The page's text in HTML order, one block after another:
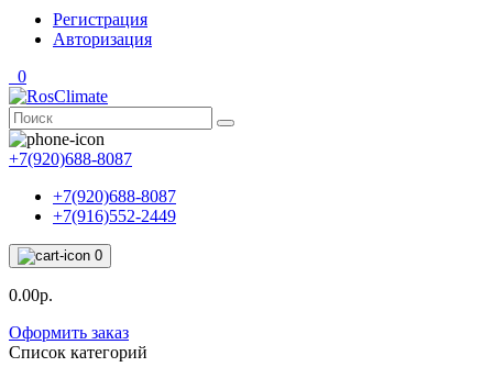
Регистрация
Авторизация
0
+7(920)688-8087
+7(920)688-8087
+7(916)552-2449
0
0.00р.
Оформить заказ
Список категорий